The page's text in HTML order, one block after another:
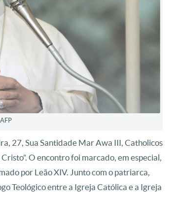
27, Sua Santidade Mar Awa III, Catholicos
O encontro foi marcado, em especial,
por Leão XIV. Junto com o patriarca,
Teológico entre a Igreja Católica e a Igreja